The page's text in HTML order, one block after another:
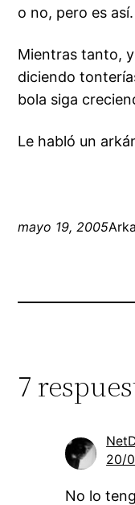
o no, pero es así.
Mientras tanto,
diciendo
bola siga
Le habló un
mayo 19, 2005
7
20/
No lo